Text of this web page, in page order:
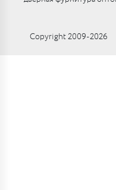
Copyright 2009-2026